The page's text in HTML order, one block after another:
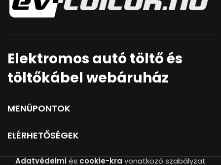
Elektromos autó töltő és
töltőkábel webáruház
MENÜPONTOK
ELÉRHETŐSÉGEK
Adatvédelmiés cookie-kra vonatkozó szabályzat